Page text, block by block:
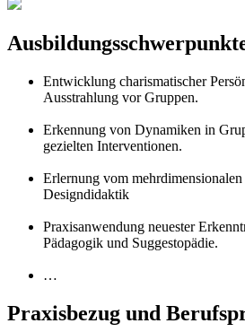
Entwicklung charismatischer
Ausstrahlung vor Gruppen.
Erkennung von Dynamiken in
gezielten Interventionen.
Erlernung vom
Designdidaktik
Praxisanwendung neuester
Pädagogik und Suggestopädie.
…
Praxisbezug und